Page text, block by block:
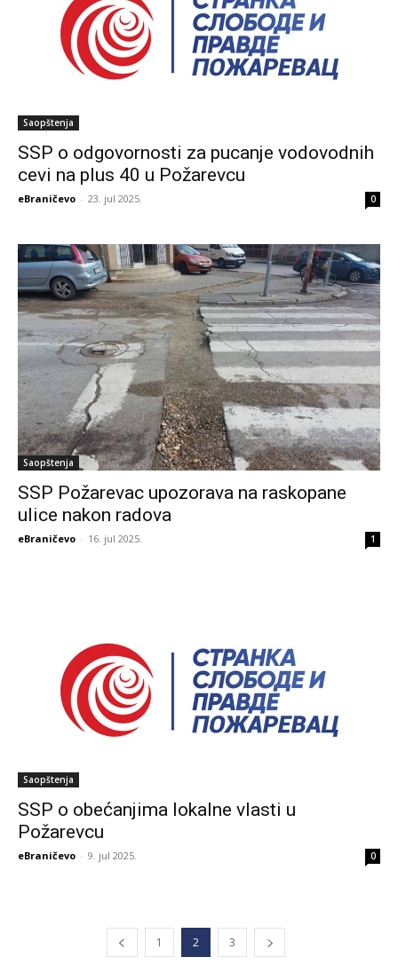
Saopštenja
SSP o odgovornosti za pucanje vodovodnih
cevi na plus 40 u Požarevcu
eBraničevo - 23. jul 2025. 0
Saopštenja
SSP Požarevac upozorava na raskopane
ulice nakon radova
eBraničevo - 16. jul 2025. 1
Saopštenja
SSP o obećanjima lokalne vlasti u
Požarevcu
eBraničevo - 9. jul 2025. 0
1 2 3